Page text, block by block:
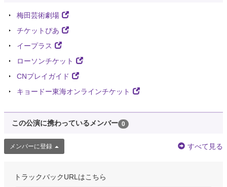
梅田芸術劇場
チケットぴあ
イープラス
ローソンチケット
CNプレイガイド
キョードー東海オンラインチケット
この公演に携わっているメンバー 0
メンバーに登録 すべて見る
トラックバックURLはこちら